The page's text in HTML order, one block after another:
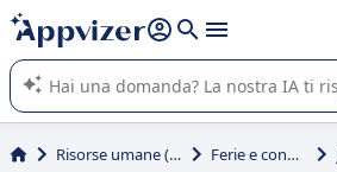
righe con
shift + enter
L'IA di Appvizer vi guida nell'utilizzo o nella
software SaaS per la vostra azienda.
Risorse umane (HR) Ferie e congedi